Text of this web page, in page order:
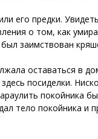
его предки.
о том, как
заимствован
оставаться в
посиделки.
покойника
тело покойника и